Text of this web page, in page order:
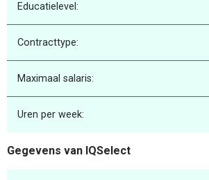
Educatielevel:
Contracttype:
Maximaal salaris:
Uren per week:
Gegevens van IQSelect